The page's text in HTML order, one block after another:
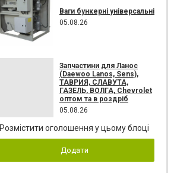
Ваги бункерні універсальні
05.08.26
Запчастини для Ланос
(Daewoo Lanos, Sens),
ТАВРИЯ, СЛАВУТА,
ГАЗЕЛЬ, ВОЛГА, Chevrolet
оптом та в роздріб
05.08.26
Розмістити оголошення у цьому блоці
Додати